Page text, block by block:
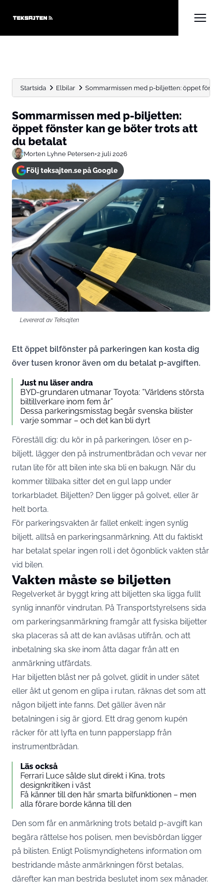
Startsida Elbilar Sommarmissen med p-biljetten: öppet
Sommarmissen med p-biljetten:
öppet fönster kan ge böter trots att
du betalat
Morten Lyhne Petersen•2 juli 2026
Följ teksajten.se på Google
Levererat av Teksajten
Ett öppet bilfönster på parkeringen kan kosta dig
över tusen kronor även om du betalat p-avgiften.
Just nu läser andra
BYD-grundaren utmanar Toyota: ”Världens största
biltillverkare inom fem år”
Dessa parkeringsmisstag begår svenska bilister
varje sommar – och det kan bli dyrt
Föreställ dig: du kör in på parkeringen, löser en p-
biljett, lägger den på instrumentbrädan och vevar ner
rutan lite för att bilen inte ska bli en bakugn. När du
kommer tillbaka sitter det en gul lapp under
torkarbladet. Biljetten? Den ligger på golvet, eller är
helt borta.
För parkeringsvakten är fallet enkelt: ingen synlig
biljett, alltså en parkeringsanmärkning. Att du faktiskt
har betalat spelar ingen roll i det ögonblick vakten står
vid bilen.
Vakten måste se biljetten
Regelverket är byggt kring att biljetten ska ligga fullt
synlig innanför vindrutan. På Transportstyrelsens sida
om parkeringsanmärkning framgår att fysiska biljetter
ska placeras så att de kan avläsas utifrån, och att
inbetalning ska ske inom åtta dagar från att en
anmärkning utfärdats.
Har biljetten blåst ner på golvet, glidit in under sätet
eller åkt ut genom en glipa i rutan, räknas det som att
någon biljett inte fanns. Det gäller även när
betalningen i sig är gjord. Ett drag genom kupén
räcker för att lyfta en tunn papperslapp från
instrumentbrädan.
Läs också
Ferrari Luce sålde slut direkt i Kina, trots
designkritiken i väst
Få känner till den här smarta bilfunktionen – men
alla förare borde känna till den
Den som får en anmärkning trots betald p-avgift kan
begära rättelse hos polisen, men bevisbördan ligger
på bilisten. Enligt Polismyndighetens information om
bestridande måste anmärkningen först betalas,
därefter kan man bestrida beslutet inom sex månader.